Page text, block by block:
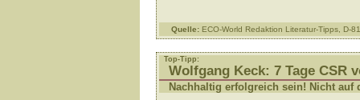
Quelle: ECO-World Redaktion Literatur-Tipps, D-
Top-Tipp:
Wolfgang Keck: 7 Tage CSR
Nachhaltig erfolgreich sein! Nicht auf